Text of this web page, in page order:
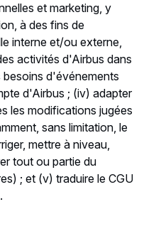
et marketing, y
à des fins de
interne et/ou externe,
activités d'Airbus dans
d'événements
d'Airbus ; (iv) adapter
les modifications jugées
sans limitation, le
mettre à niveau,
tout ou partie du
; et (v) traduire le CGU